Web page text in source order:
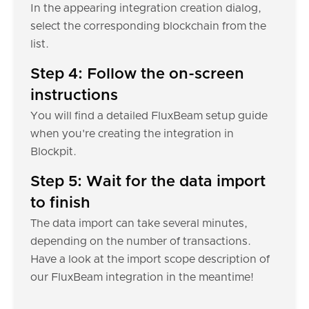
In the appearing integration creation dialog,
select the corresponding blockchain from the
list.
Step 4: Follow the on-screen
instructions
You will find a detailed FluxBeam setup guide
when you're creating the integration in
Blockpit.
Step 5: Wait for the data import
to finish
The data import can take several minutes,
depending on the number of transactions.
Have a look at the import scope description of
our FluxBeam integration in the meantime!